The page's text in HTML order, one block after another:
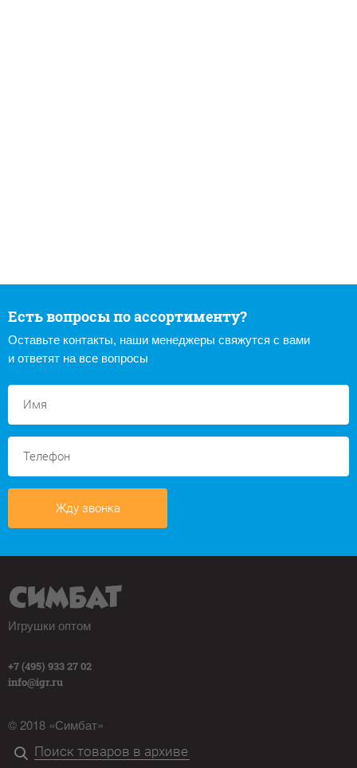
Есть вопросы по ассортименту?
Оставьте контакты, наши менеджеры свяжутся с вами
и ответят на все вопросы
Жду звонка
Игрушки оптом
+7 (495) 933 27 02
info@igr.ru
© 2018 «Симбат»